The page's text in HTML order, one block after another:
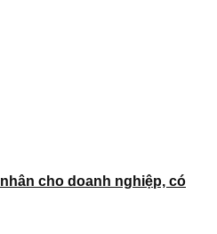
cho doanh nghiệp, có